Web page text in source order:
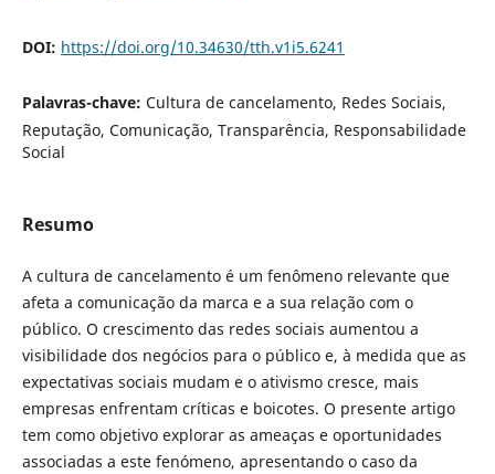
DOI: https://doi.org/10.34630/tth.v1i5.6241
Palavras-chave: Cultura de cancelamento, Redes Sociais,
Reputação, Comunicação, Transparência, Responsabilidade
Social
Resumo
A cultura de cancelamento é um fenômeno relevante que
afeta a comunicação da marca e a sua relação com o
público. O crescimento das redes sociais aumentou a
visibilidade dos negócios para o público e, à medida que as
expectativas sociais mudam e o ativismo cresce, mais
empresas enfrentam críticas e boicotes. O presente artigo
tem como objetivo explorar as ameaças e oportunidades
associadas a este fenómeno, apresentando o caso da